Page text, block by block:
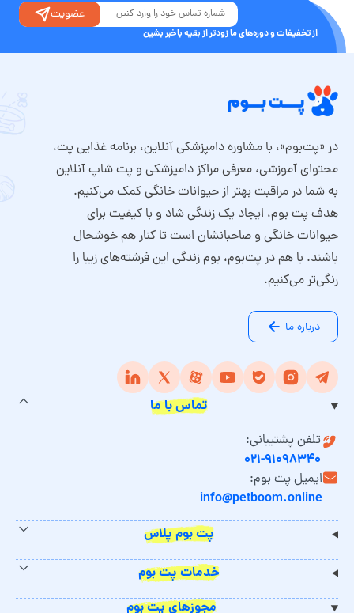
از تخفیفات و دوره‌های ما زودتر از بقیه باخبر بشین
عضویت
در «پت‌بوم»، با مشاوره دامپزشکی آنلاین، برنامه غذایی پت،
محتوای آموزشی، معرفی مراکز دامپزشکی و پت شاپ آنلاین
به شما در مراقبت بهتر از حیوانات خانگی کمک می‌کنیم.
هدف پت بوم، ایجاد یک زندگی شاد و با کیفیت برای
حیوانات خانگی و صاحبانشان است تا کنار هم خوشحال
باشند. با هم در پت‌بوم، بوم زندگی این فرشته‌های زیبا را
رنگی‌تر می‌کنیم.
درباره ما
تماس با ما
تلفن پشتیبانی:
۰۲۱-۹۱۰۹۸۳۴۰
ایمیل پت بوم:
info@petboom.online
پت بوم پلاس
خدمات پت بوم
مجوزهای پت بوم